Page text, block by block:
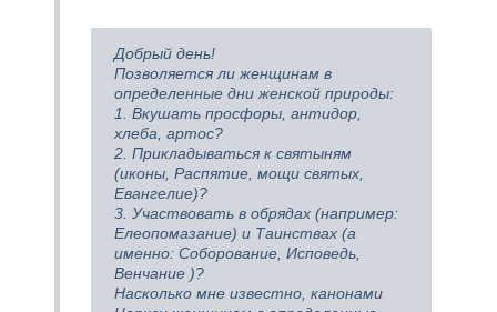
Добрый день!
Позволяется ли женщинам в
определенные дни женской природы:
1. Вкушать просфоры, антидор,
хлеба, артос?
2. Прикладываться к святыням
(иконы, Распятие, мощи святых,
Евангелие)?
3. Участвовать в обрядах (например:
Елеопомазание) и Таинствах (а
именно: Соборование, Исповедь,
Венчание )?
Насколько мне известно, канонами